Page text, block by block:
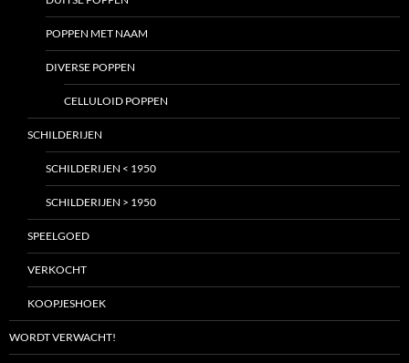
POPPEN MET NAAM
DIVERSE POPPEN
CELLULOID POPPEN
SCHILDERIJEN
SCHILDERIJEN < 1950
SCHILDERIJEN > 1950
SPEELGOED
VERKOCHT
KOOPJESHOEK
WORDT VERWACHT!